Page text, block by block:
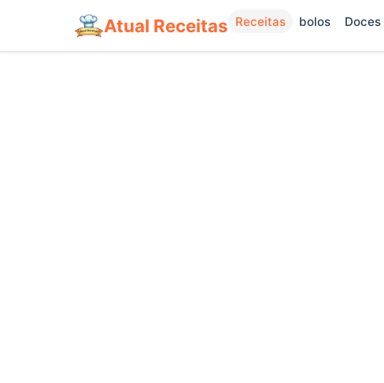
Atual Receitas Receitas bolos Doces